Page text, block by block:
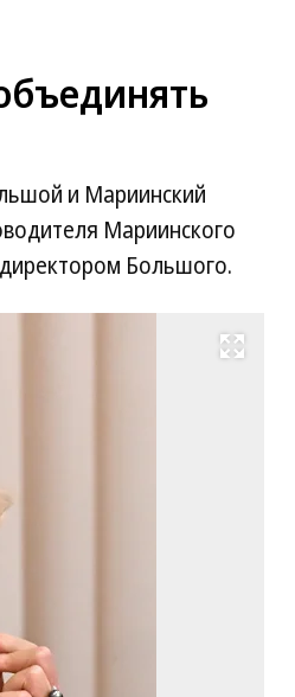
и Мариинский
Мариинского
Большого.
Развернуть на весь экран